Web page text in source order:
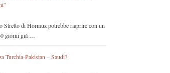
Stretto di Hormuz potrebbe riaprire con un
giorni già …
Turchia-Pakistan – Saudi?